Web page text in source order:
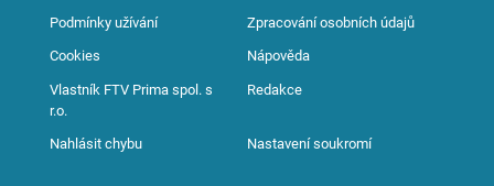
Podmínky užívání Zpracování osobních údajů
Cookies Nápověda
Vlastník FTV Prima spol. s
r.o.
Redakce
Nahlásit chybu Nastavení soukromí